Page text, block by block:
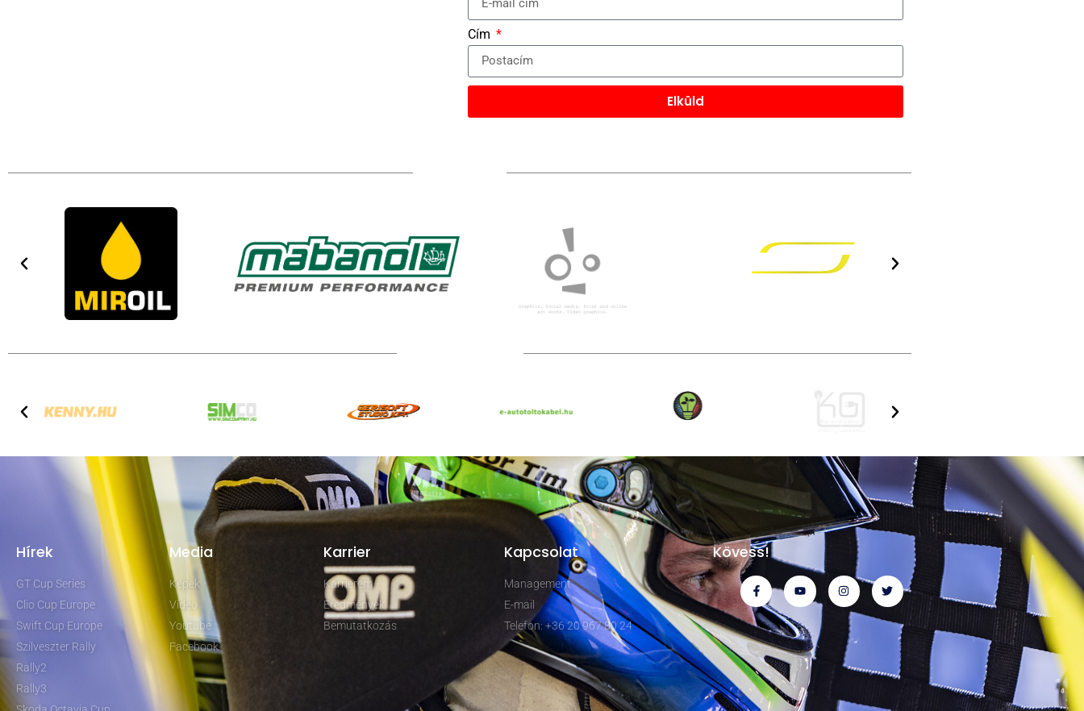
Cím
Elküld
Hírek
GT Cup Series
Clio Cup Europe
Swift Cup Europe
Szilveszter Rally
Rally2
Rally3
Media
Képek
Video
Youtube
Facebook
Karrier
Karrierem
Eredmények
Bemutatkozás
Kapcsolat
Management
E-mail
Telefon: +36 20 967 80 24
Kövess!